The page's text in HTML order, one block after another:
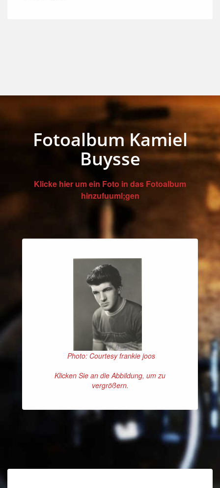
Fotoalbum Kamiel
Buysse
Klicke hier um ein Foto in das Fotoalbum
hinzufuuml;gen
Photo: Courtesy frankie joos
Klicken Sie an die Abbildung, um zu
vergrößern.